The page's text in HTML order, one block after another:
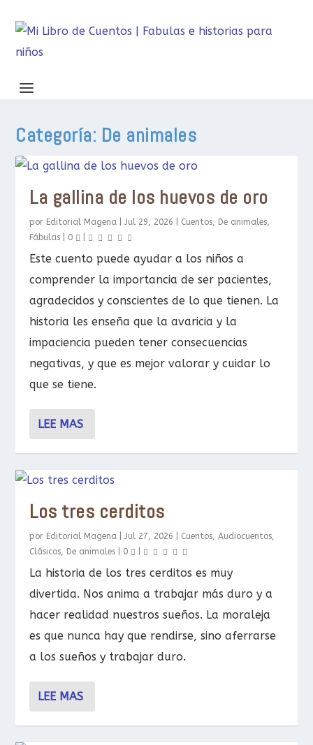
Categoría: De animales
La gallina de los huevos de oro
por Editorial Magena |Jul 29, 2026 Cuentos, De animales,
Fábulas
0
Este cuento puede ayudar a los niños a
comprender la importancia de ser pacientes,
agradecidos y conscientes de lo que tienen. La
historia les enseña que la avaricia y la
impaciencia pueden tener consecuencias
negativas, y que es mejor valorar y cuidar lo
que se tiene.
LEE MAS
Los tres cerditos
por Editorial Magena |Jul 27, 2026 Cuentos,Audiocuentos,
Clásicos, De animales 0
La historia de los tres cerditos es muy
divertida. Nos anima a trabajar más duro y a
hacer realidad nuestros sueños. La moraleja
es que nunca hay que rendirse, sino aferrarse
a los sueños y trabajar duro.
LEE MAS